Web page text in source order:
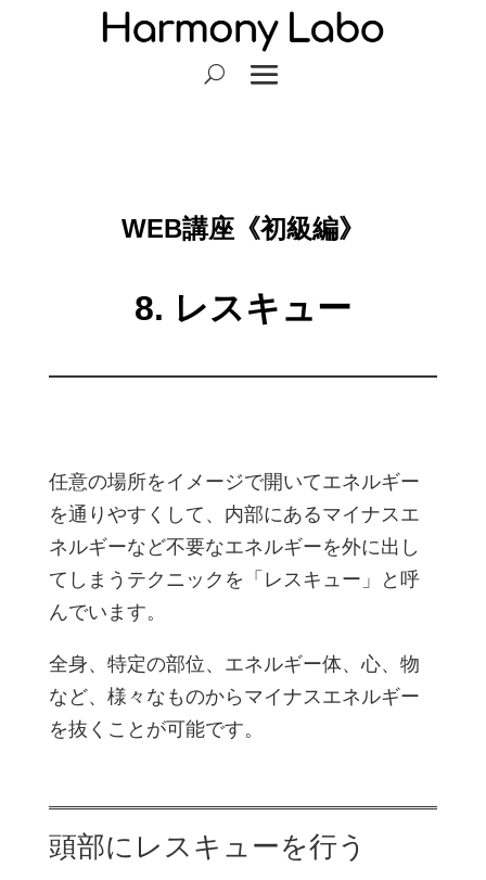
WEB講座《初級編》
8. レスキュー
任意の場所をイメージで開いてエネルギー
を通りやすくして、内部にあるマイナスエ
ネルギーなど不要なエネルギーを外に出し
てしまうテクニックを「レスキュー」と呼
んでいます。
全身、特定の部位、エネルギー体、心、物
など、様々なものからマイナスエネルギー
を抜くことが可能です。
頭部にレスキューを行う